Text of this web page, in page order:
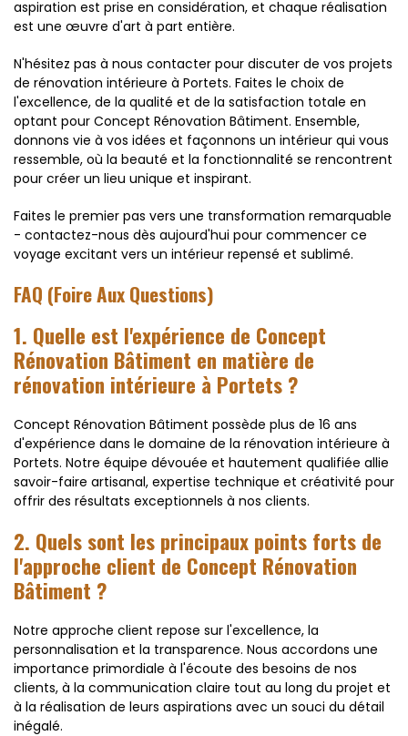
aspiration est prise en considération, et chaque réalisation
est une œuvre d'art à part entière.
N'hésitez pas à nous contacter pour discuter de vos projets
de rénovation intérieure à Portets. Faites le choix de
l'excellence, de la qualité et de la satisfaction totale en
optant pour Concept Rénovation Bâtiment. Ensemble,
donnons vie à vos idées et façonnons un intérieur qui vous
ressemble, où la beauté et la fonctionnalité se rencontrent
pour créer un lieu unique et inspirant.
Faites le premier pas vers une transformation remarquable
- contactez-nous dès aujourd'hui pour commencer ce
voyage excitant vers un intérieur repensé et sublimé.
FAQ (Foire Aux Questions)
1. Quelle est l'expérience de Concept
Rénovation Bâtiment en matière de
rénovation intérieure à Portets ?
Concept Rénovation Bâtiment possède plus de 16 ans
d'expérience dans le domaine de la rénovation intérieure à
Portets. Notre équipe dévouée et hautement qualifiée allie
savoir-faire artisanal, expertise technique et créativité pour
offrir des résultats exceptionnels à nos clients.
2. Quels sont les principaux points forts de
l'approche client de Concept Rénovation
Bâtiment ?
Notre approche client repose sur l'excellence, la
personnalisation et la transparence. Nous accordons une
importance primordiale à l'écoute des besoins de nos
clients, à la communication claire tout au long du projet et
à la réalisation de leurs aspirations avec un souci du détail
inégalé.